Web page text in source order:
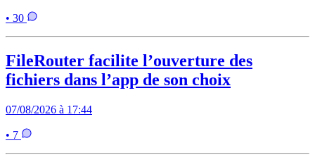
• 30
FileRouter facilite l’ouverture des
fichiers dans l’app de son choix
07/08/2026 à 17:44
• 7